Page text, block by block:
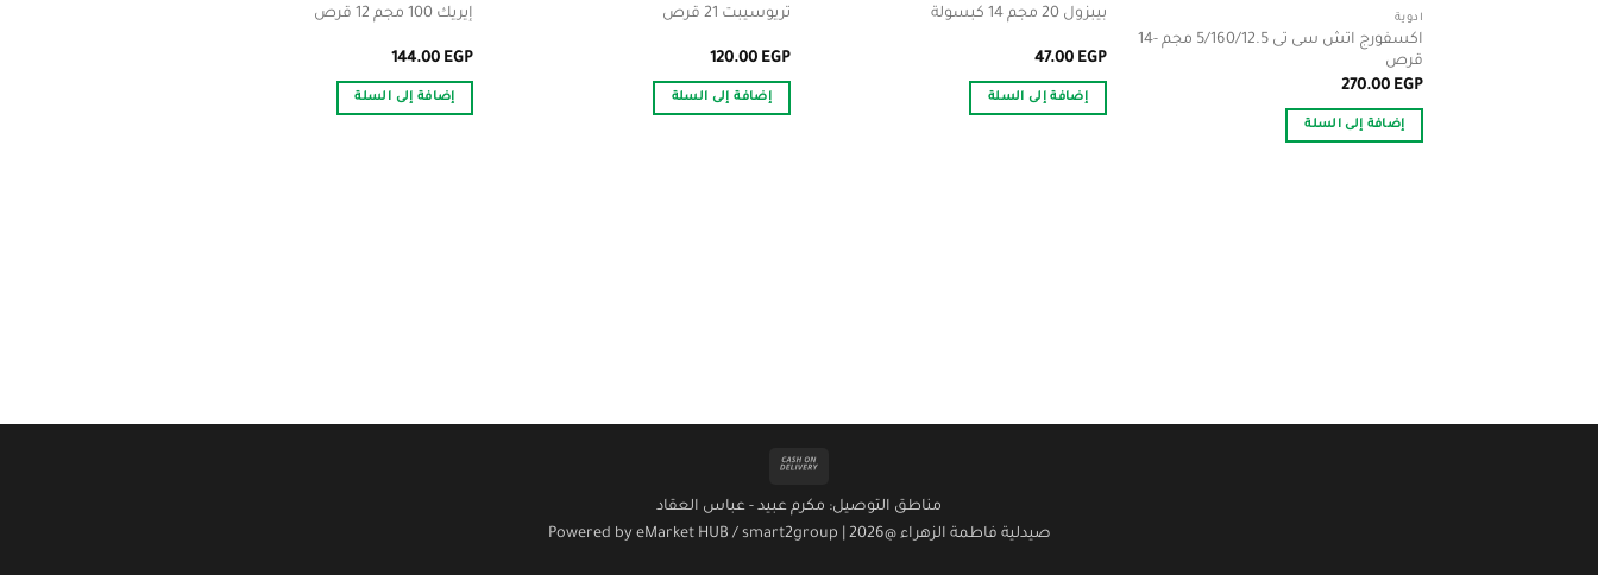
أدوية
اكسفورج اتش سى تى 5/160/12.5 مجم -14
قرص
270.00 EGP
إضافة إلى السلة
بيبزول 20 مجم 14 كبسولة
47.00 EGP
إضافة إلى السلة
تريوسيبت 21 قرص
120.00 EGP
إضافة إلى السلة
إيريك 100 مجم 12 قرص
144.00 EGP
إضافة إلى السلة
Delivery
مناطق التوصيل: مكرم عبيد - عباس العقاد
صيدلية فاطمة الزهراء @2026 | Powered by
eMarket HUB / smart2group